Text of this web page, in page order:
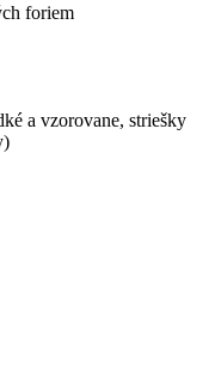
foriem
a vzorovane, striešky